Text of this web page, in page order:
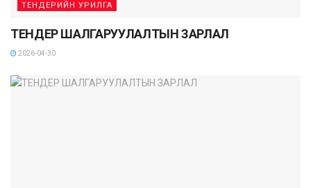
ТЕНДЕРИЙН УРИЛГА
ТЕНДЕР ШАЛГАРУУЛАЛТЫН ЗАРЛАЛ
2026-04-30